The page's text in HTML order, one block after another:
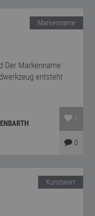
Markenname
Der Markenname
entsteht
1
0
Kunstwort